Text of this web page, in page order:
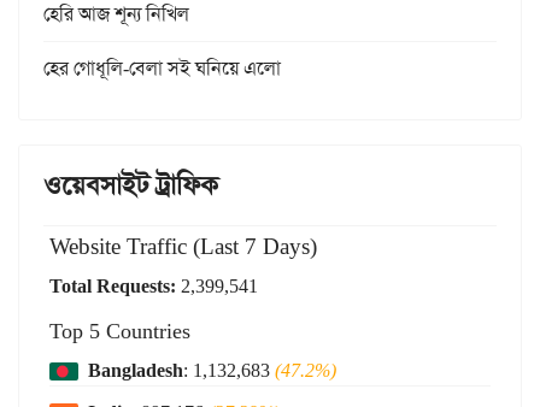
হেরি আজ শূন্য নিখিল
হের গোধূলি-বেলা সই ঘনিয়ে এলো
ওয়েবসাইট ট্রাফিক
Website Traffic (Last 7 Days)
Total Requests: 2,399,541
Top 5 Countries
Bangladesh: 1,132,683(47.2%)